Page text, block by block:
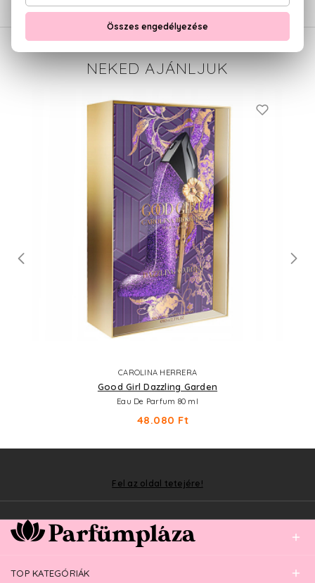
NEKED AJÁNLJUK
CAROLINA HERRERA
Good Girl Dazzling Garden
Eau De Parfum 80 ml
48.080 Ft
Fel az oldal tetejére!
TOP KATEGÓRIÁK